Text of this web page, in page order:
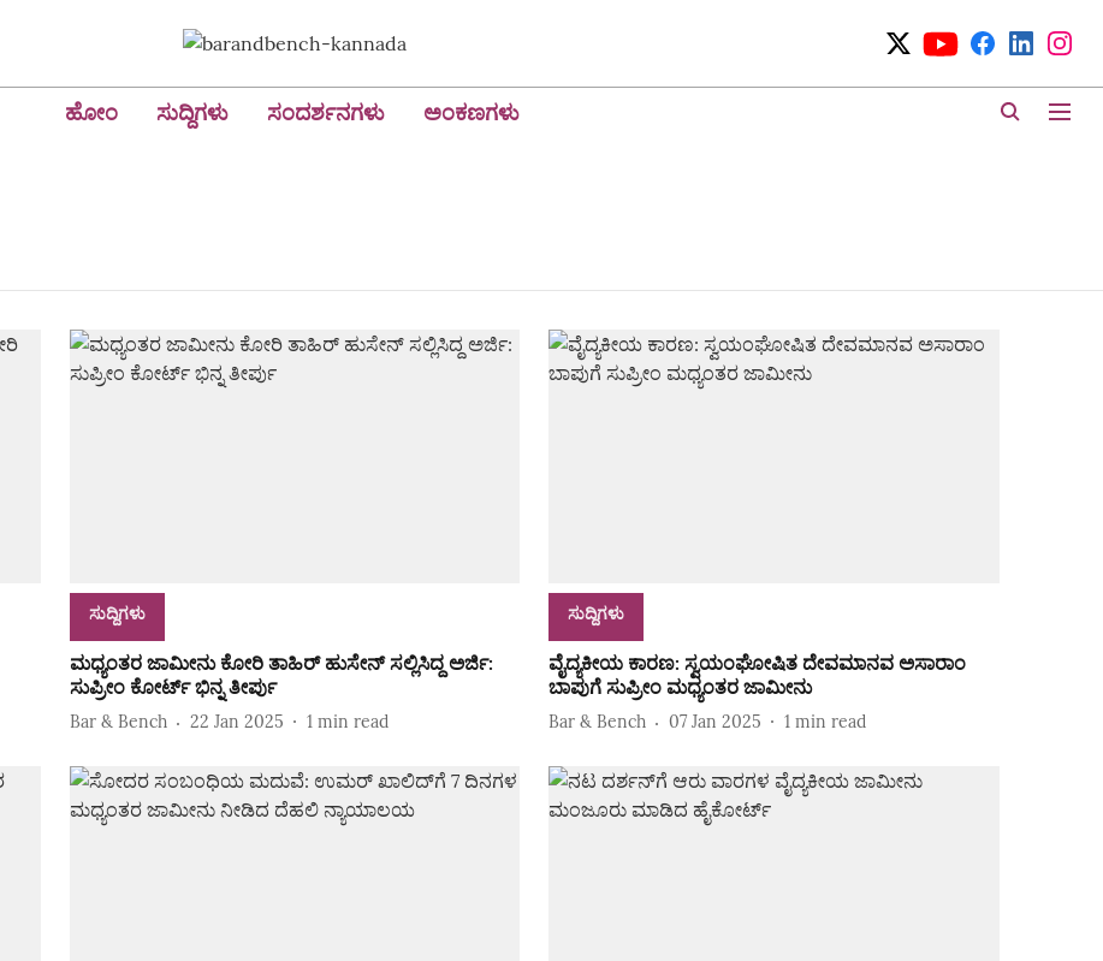
ಹೋಂ ಸುದ್ದಿಗಳು ಸಂದರ್ಶನಗಳು ಅಂಕಣಗಳು
ಸುದ್ದಿಗಳು
ಮಧ್ಯಂತರ ಜಾಮೀನು ಕೋರಿ ತಾಹಿರ್ ಹುಸೇನ್ ಸಲ್ಲಿಸಿದ್ದ ಅರ್ಜಿ:
ಸುಪ್ರೀಂ ಕೋರ್ಟ್ ಭಿನ್ನ ತೀರ್ಪು
Bar & Bench 22 Jan 2025 1 min read
ಸುದ್ದಿಗಳು
ವೈದ್ಯಕೀಯ ಕಾರಣ: ಸ್ವಯಂಘೋಷಿತ ದೇವಮಾನವ ಅಸಾರಾಂ
ಬಾಪುಗೆ ಸುಪ್ರೀಂ ಮಧ್ಯಂತರ ಜಾಮೀನು
Bar & Bench 07 Jan 2025 1 min read